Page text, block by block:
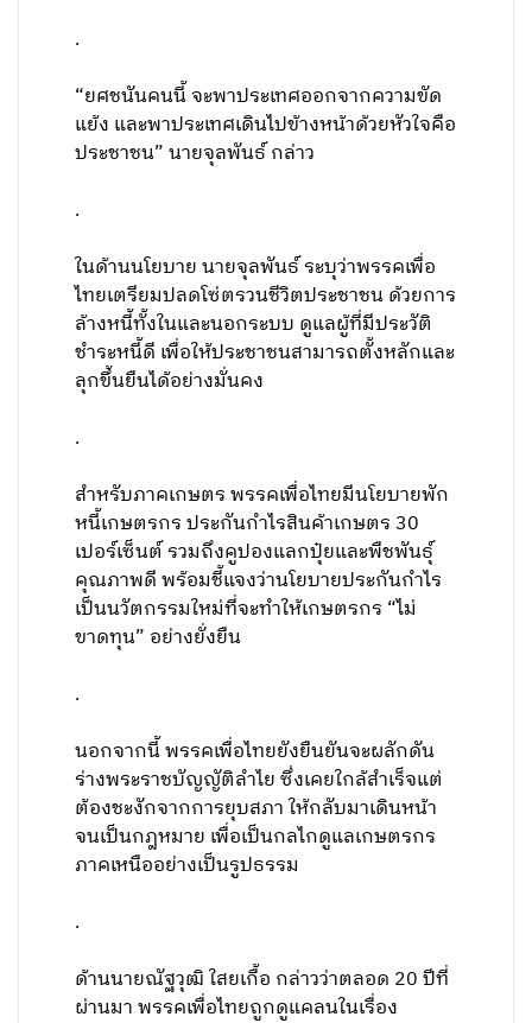
.
“ยศชนันคนนี้ จะพาประเทศออกจากความขัด
แย้ง และพาประเทศเดินไปข้างหน้าด้วยหัวใจคือ
ประชาชน” นายจุลพันธ์ กล่าว
.
ในด้านนโยบาย นายจุลพันธ์ ระบุว่าพรรคเพื่อ
ไทยเตรียมปลดโซ่ตรวนชีวิตประชาชน ด้วยการ
ล้างหนี้ทั้งในและนอกระบบ ดูแลผู้ที่มีประวัติ
ชำระหนี้ดี เพื่อให้ประชาชนสามารถตั้งหลักและ
ลุกขึ้นยืนได้อย่างมั่นคง
.
สำหรับภาคเกษตร พรรคเพื่อไทยมีนโยบายพัก
หนี้เกษตรกร ประกันกำไรสินค้าเกษตร 30
เปอร์เซ็นต์ รวมถึงคูปองแลกปุ๋ยและพืชพันธุ์
คุณภาพดี พร้อมชี้แจงว่านโยบายประกันกำไร
เป็นนวัตกรรมใหม่ที่จะทำให้เกษตรกร “ไม่
ขาดทุน” อย่างยั่งยืน
.
นอกจากนี้ พรรคเพื่อไทยยังยืนยันจะผลักดัน
ร่างพระราชบัญญัติลำไย ซึ่งเคยใกล้สำเร็จแต่
ต้องชะงักจากการยุบสภา ให้กลับมาเดินหน้า
จนเป็นกฎหมาย เพื่อเป็นกลไกดูแลเกษตรกร
ภาคเหนืออย่างเป็นรูปธรรม
.
ด้านนายณัฐวุฒิ ใสยเกื้อ กล่าวว่าตลอด 20 ปีที่
ผ่านมา พรรคเพื่อไทยถูกดูแคลนในเรื่อง